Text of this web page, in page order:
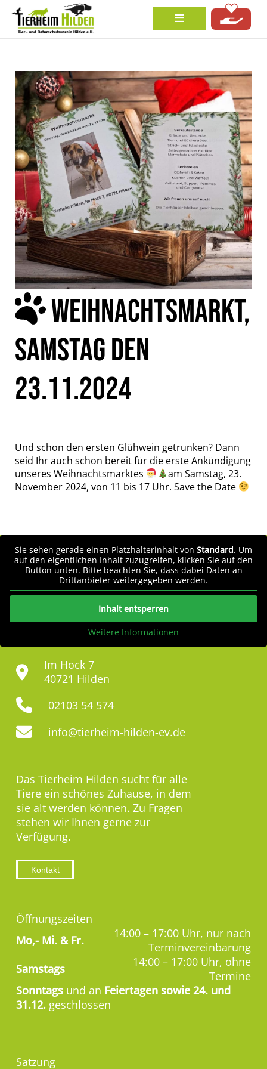
WEIHNACHTSMARKT,
SAMSTAG DEN
23.11.2024
Und schon den ersten Glühwein getrunken? Dann
seid Ihr auch schon bereit für die erste Ankündigung
unseres Weihnachtsmarktes
am Samstag, 23.
November 2024, von 11 bis 17 Uhr. Save the Date
Sie sehen gerade einen Platzhalterinhalt von Standard. Um
auf den eigentlichen Inhalt zuzugreifen, klicken Sie auf den
Button unten. Bitte beachten Sie, dass dabei Daten an
Drittanbieter weitergegeben werden.
Inhalt entsperren
Weitere Informationen
Im Hock 7
40721 Hilden
02103 54 574
info@tierheim-hilden-ev.de
Das Tierheim Hilden sucht für alle
Tiere ein schönes Zuhause, in dem
sie alt werden können. Zu Fragen
stehen wir Ihnen gerne zur
Verfügung.
Kontakt
Öffnungszeiten
Mo,- Mi. & Fr.
14:00 – 17:00 Uhr, nur nach
Terminvereinbarung
Samstags
14:00 – 17:00 Uhr, ohne
Termine
Sonntags und an Feiertagen sowie 24. und
31.12. geschlossen
Satzung